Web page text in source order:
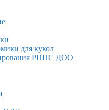
для кукол
РППС ДОО